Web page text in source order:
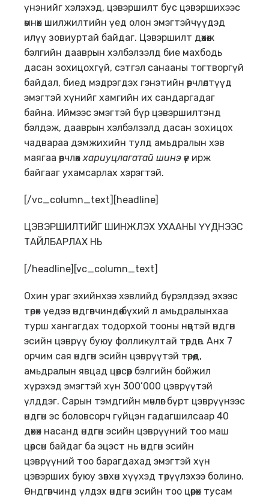
үнэнийг хэлэхэд, цэвэршилт бус цэвэршихээс
өмнөх шилжилтийн үед олон эмэгтэйчүүдэд
илүү зовиуртай байдаг. Цэвэршилт дөхөж
бэлгийн дааврын хэлбэлзэлд бие махбодь
дасан зохицохгүй, сэтгэл санааны тогтворгүй
байдал, биед мэдрэгдэх гэнэтийн өөрчлөлтүүд
эмэгтэй хүнийг хамгийн их сандаргадаг
байна. Иймээс эмэгтэй бүр цэвэршилтэнд
бэлдэж, дааврын хэлбэлзэлд дасан зохицох
чадвараа дэмжихийн тулд амьдралын хэв
маягаа өөрчлөххариуцлагатай шинэ үе ирж
байгааг ухамсарлах хэрэгтэй.
[/vc_column_text][headline]
ЦЭВЭРШИЛТИЙГ ШИНЖЛЭХ УХААНЫ ҮҮДНЭЭС
ТАЙЛБАРЛАХ НЬ
[/headline][vc_column_text]
Охин ураг эхийнхээ хэвлийд бүрэлдээд эхээс
төрөх үедээ өндгөвчиндөө бүхий л амьдралынхаа
турш хангагдах тодорхой тооны нөөцтэй өндгөн
эсийн цэврүү буюу фолликултай төрдөг. Анх 7
орчим сая өндгөн эсийн цэврүүтэй төрөөд,
амьдралын явцад цөөрсөөр бэлгийн бойжил
хүрэхэд эмэгтэй хүн 300’000 цэврүүтэй
үлддэг. Сарын тэмдгийн мөчлөг бүрт цэврүүнээс
өндгөн эс боловсорч гүйцэн гадагшилсаар 40
дөхөх насанд өндгөн эсийн цэврүүний тоо маш
цөөрсөн байдаг ба эцэст нь өндгөн эсийн
цэврүүний тоо барагдахад эмэгтэй хүн
цэвэрших буюу зөвхөн хүүхэд төрүүлэхээ болино.
Өндгөвчинд үлдэх өндгөн эсийн тоо цөөрөх тусам